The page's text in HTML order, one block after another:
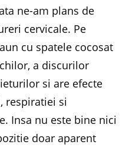
ne-am plans de
cervicale. Pe
cu spatele cocosat
a discurilor
si are efecte
respiratiei si
Insa nu este bine nici
doar aparent